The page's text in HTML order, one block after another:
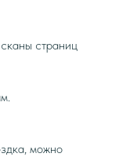
страниц
можно